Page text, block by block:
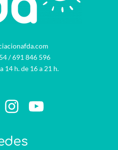
/691 846 596
14 h. de 16 a 21 h.
Instagram
YouTube